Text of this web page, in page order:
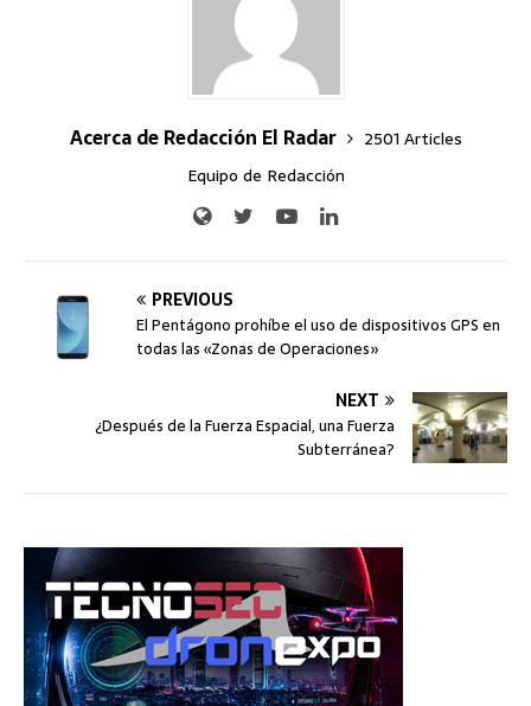
Acerca de Redacción El Radar
2501 Articles
Equipo de Redacción
PREVIOUS
El Pentágono prohíbe el uso de dispositivos GPS en
todas las «Zonas de Operaciones»
NEXT
¿Después de la Fuerza Espacial, una Fuerza
Subterránea?